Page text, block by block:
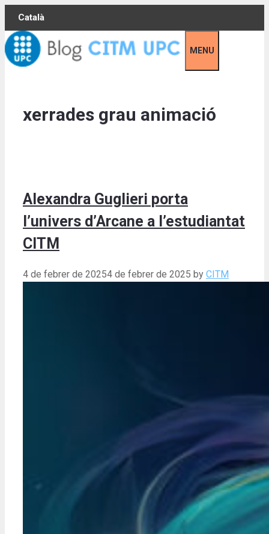
Skip
content
Català
MENU
xerrades grau animació
Alexandra Guglieri porta
l’univers d’Arcane a l’estudiantat
CITM
4 de febrer de 20254 de febrer de 2025 by CITM